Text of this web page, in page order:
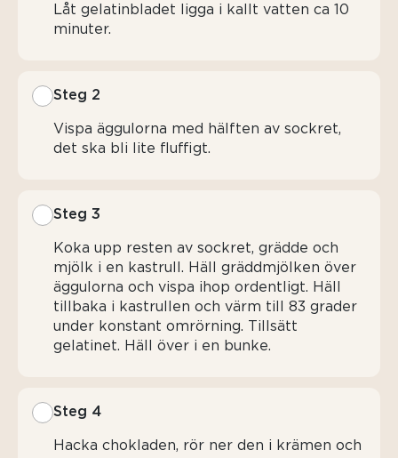
Låt gelatinbladet ligga i kallt vatten ca 10
minuter.
Steg 2
Vispa äggulorna med hälften av sockret,
det ska bli lite fluffigt.
Steg 3
Koka upp resten av sockret, grädde och
mjölk i en kastrull. Häll gräddmjölken över
äggulorna och vispa ihop ordentligt. Häll
tillbaka i kastrullen och värm till 83 grader
under konstant omrörning. Tillsätt
gelatinet. Häll över i en bunke.
Steg 4
Hacka chokladen, rör ner den i krämen och